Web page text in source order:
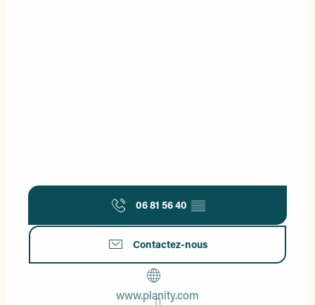
06 81 56 40 ▒▒
Contactez-nous
www.planity.com